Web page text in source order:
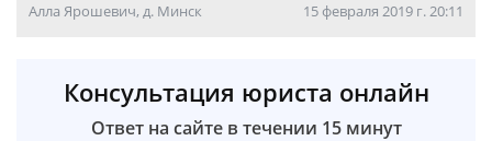
Алла Ярошевич, д. Минск 15 февраля 2019 г. 20:11
Консультация юриста онлайн
Ответ на сайте в течении 15 минут